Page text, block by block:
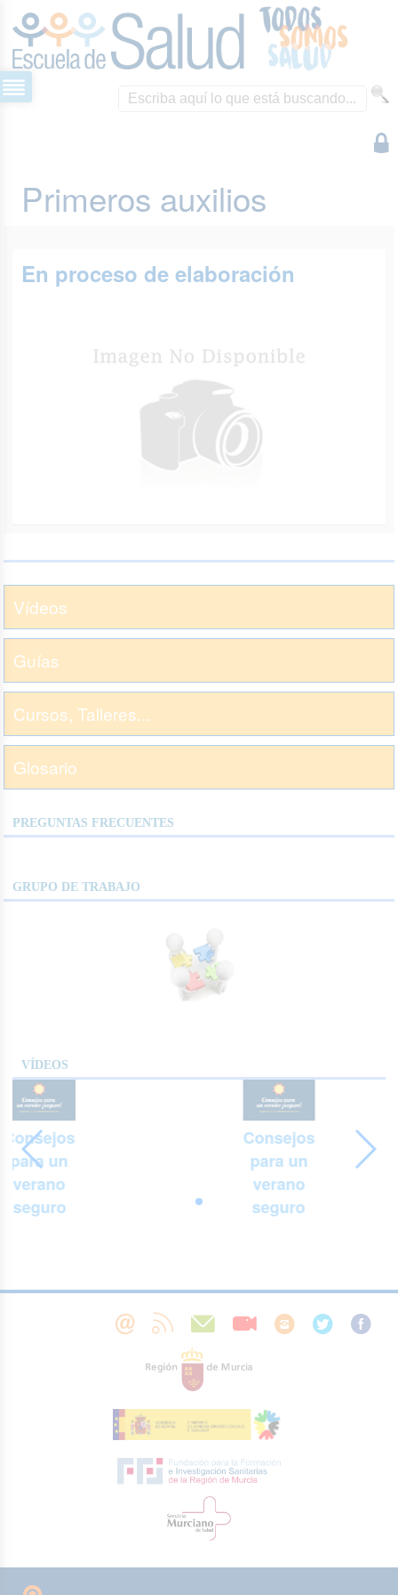
Primeros auxilios
En proceso de elaboración
Vídeos
Guías
Cursos, Talleres...
Glosario
PREGUNTAS FRECUENTES
GRUPO DE TRABAJO
VÍDEOS
Consejos
para un
verano
seguro
Consejos
para un
verano
seguro